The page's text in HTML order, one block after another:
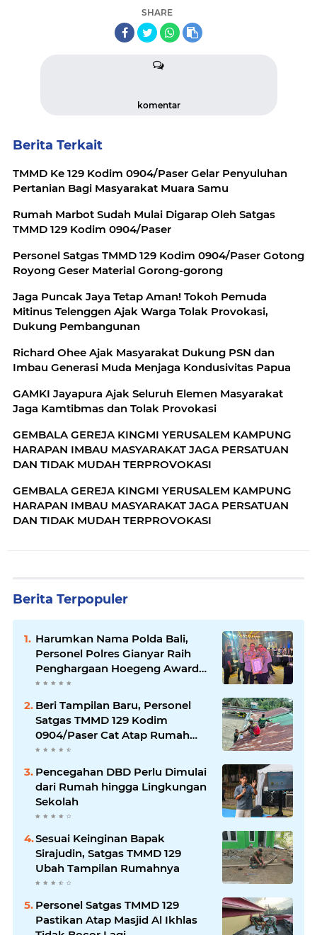
SHARE
komentar
Berita Terkait
TMMD Ke 129 Kodim 0904/Paser Gelar Penyuluhan
Pertanian Bagi Masyarakat Muara Samu
Rumah Marbot Sudah Mulai Digarap Oleh Satgas
TMMD 129 Kodim 0904/Paser
Personel Satgas TMMD 129 Kodim 0904/Paser Gotong
Royong Geser Material Gorong-gorong
Jaga Puncak Jaya Tetap Aman! Tokoh Pemuda
Mitinus Telenggen Ajak Warga Tolak Provokasi,
Dukung Pembangunan
Richard Ohee Ajak Masyarakat Dukung PSN dan
Imbau Generasi Muda Menjaga Kondusivitas Papua
GAMKI Jayapura Ajak Seluruh Elemen Masyarakat
Jaga Kamtibmas dan Tolak Provokasi
GEMBALA GEREJA KINGMI YERUSALEM KAMPUNG
HARAPAN IMBAU MASYARAKAT JAGA PERSATUAN
DAN TIDAK MUDAH TERPROVOKASI
GEMBALA GEREJA KINGMI YERUSALEM KAMPUNG
HARAPAN IMBAU MASYARAKAT JAGA PERSATUAN
DAN TIDAK MUDAH TERPROVOKASI
Berita Terpopuler
Harumkan Nama Polda Bali,
Personel Polres Gianyar Raih
Penghargaan Hoegeng Awards
2026
Beri Tampilan Baru, Personel
Satgas TMMD 129 Kodim
0904/Paser Cat Atap Rumah
Marbot
Pencegahan DBD Perlu Dimulai
dari Rumah hingga Lingkungan
Sekolah
Sesuai Keinginan Bapak
Sirajudin, Satgas TMMD 129
Ubah Tampilan Rumahnya
Personel Satgas TMMD 129
Pastikan Atap Masjid Al Ikhlas